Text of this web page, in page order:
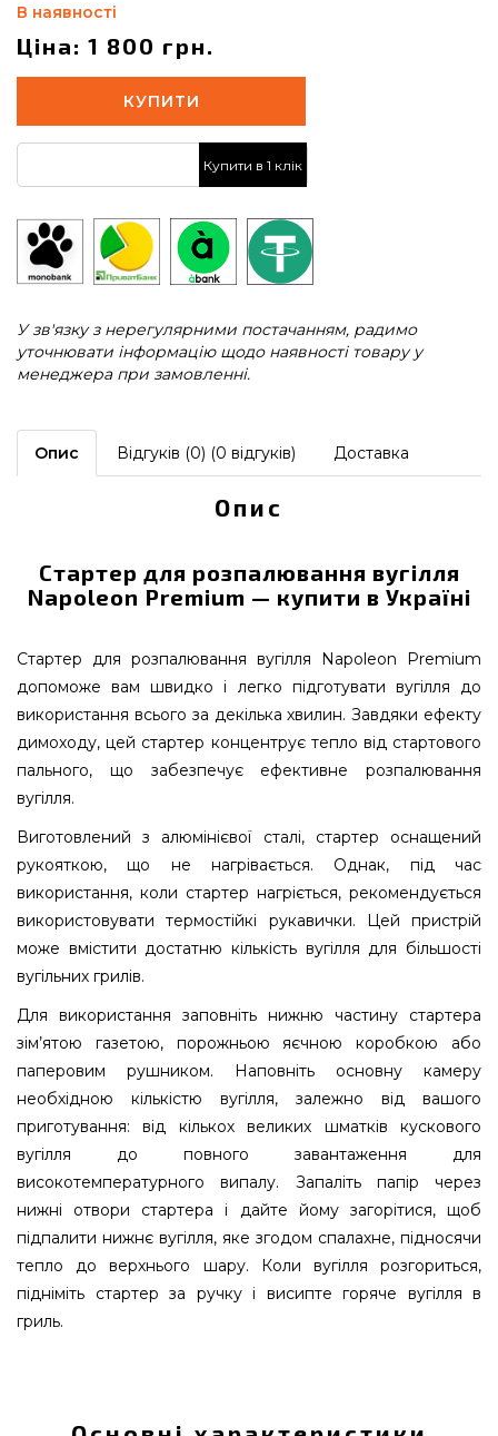
В наявності
Ціна: 1 800 грн.
КУПИТИ
Купити в 1 клік
У зв'язку з нерегулярними постачанням, радимо
уточнювати інформацію щодо наявності товару у
менеджера при замовленні.
Опис Відгуків (0) (0 відгуків) Доставка
Опис
Стартер для розпалювання вугілля
Napoleon Premium — купити в Україні
Стартер для розпалювання вугілля Napoleon Premium
допоможе вам швидко і легко підготувати вугілля до
використання всього за декілька хвилин. Завдяки ефекту
димоходу, цей стартер концентрує тепло від стартового
пального, що забезпечує ефективне розпалювання
вугілля.
Виготовлений з алюмінієвої сталі, стартер оснащений
рукояткою, що не нагрівається. Однак, під час
використання, коли стартер нагріється, рекомендується
використовувати термостійкі рукавички. Цей пристрій
може вмістити достатню кількість вугілля для більшості
вугільних грилів.
Для використання заповніть нижню частину стартера
зім’ятою газетою, порожньою яєчною коробкою або
паперовим рушником. Наповніть основну камеру
необхідною кількістю вугілля, залежно від вашого
приготування: від кількох великих шматків кускового
вугілля до повного завантаження для
високотемпературного випалу. Запаліть папір через
нижні отвори стартера і дайте йому загорітися, щоб
підпалити нижнє вугілля, яке згодом спалахне, підносячи
тепло до верхнього шару. Коли вугілля розгориться,
підніміть стартер за ручку і висипте горяче вугілля в
гриль.
кращого виробника Napoleon, Канада за